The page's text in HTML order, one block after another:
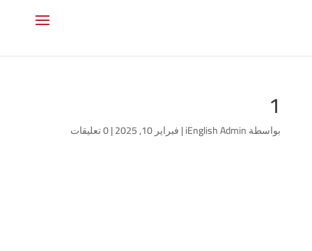
1
بواسطةiEnglish Admin
|فبراير 10, 2025 |0 تعليقات